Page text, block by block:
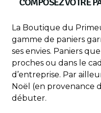
La Boutique du
gamme de paniers
ses envies. Paniers
proches ou dans le
d’entreprise. Par
Noël (en provenance
débuter.